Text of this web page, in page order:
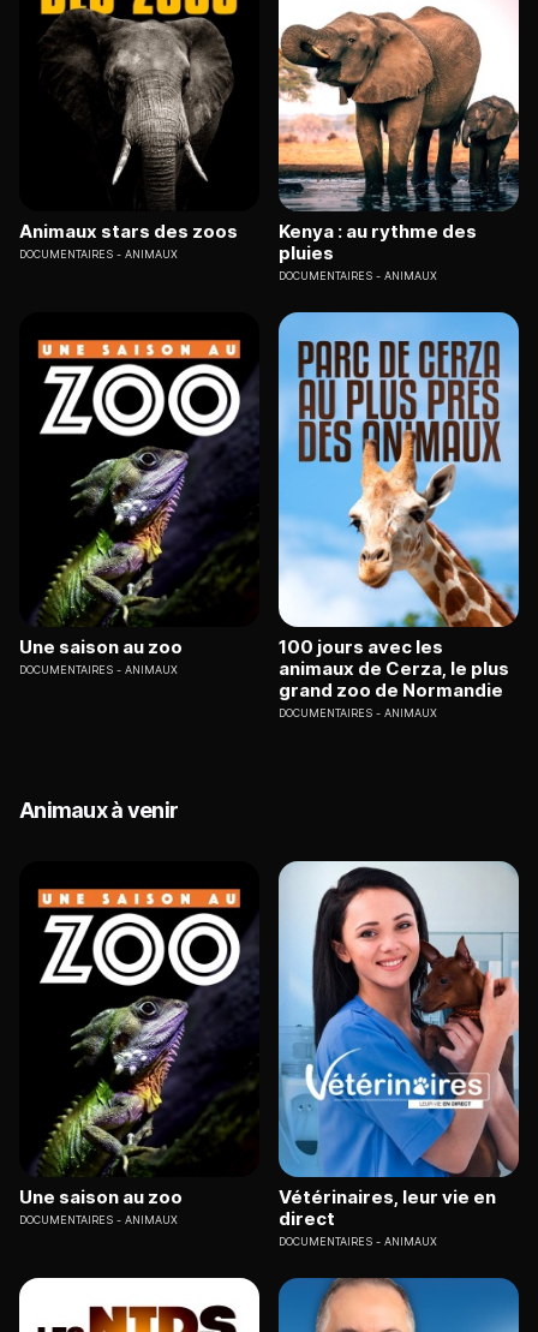
Animaux stars des zoos
DOCUMENTAIRES ANIMAUX
Kenya : au rythme des
pluies
DOCUMENTAIRES ANIMAUX
Une saison au zoo
DOCUMENTAIRES ANIMAUX
100 jours avec les
animaux de Cerza, le plus
grand zoo de Normandie
DOCUMENTAIRES ANIMAUX
Animaux à venir
Une saison au zoo
DOCUMENTAIRES ANIMAUX
Vétérinaires, leur vie en
direct
DOCUMENTAIRES ANIMAUX